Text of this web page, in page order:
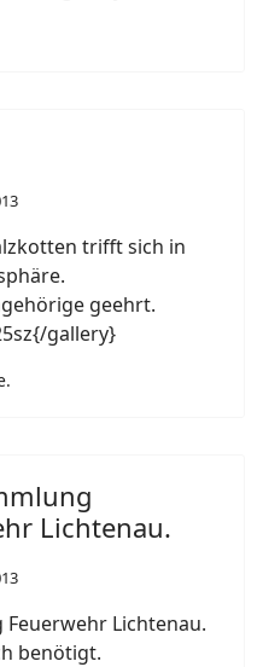
trifft sich in
geehrt.
gallery}
Lichtenau.
Lichtenau.
benötigt.